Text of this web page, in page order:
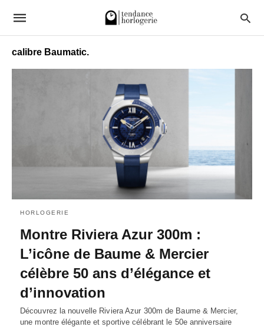
calibre Baumatic.
HORLOGERIE
Montre Riviera Azur 300m :
L’icône de Baume & Mercier
célèbre 50 ans d’élégance et
d’innovation
Découvrez la nouvelle Riviera Azur 300m de Baume & Mercier,
une montre élégante et sportive célébrant le 50e anniversaire